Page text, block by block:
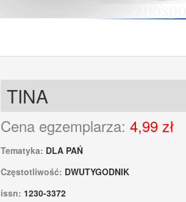
TINA
Cena egzemplarza: 4,99 zł
Tematyka: DLA PAŃ
Częstotliwość: DWUTYGODNIK
issn: 1230-3372